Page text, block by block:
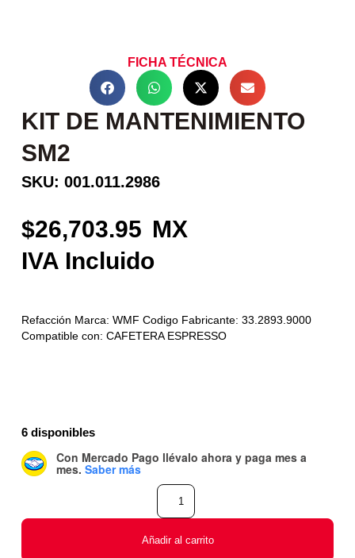
FICHA TÉCNICA
KIT DE MANTENIMIENTO
SM2
SKU: 001.011.2986
26,703.95
Refacción Marca: WMF Codigo Fabricante: 33.2893.9000
Compatible con: CAFETERA ESPRESSO
6 disponibles
Con Mercado Pago llévalo ahora y paga mes a
mes. Saber más
Añadir al carrito